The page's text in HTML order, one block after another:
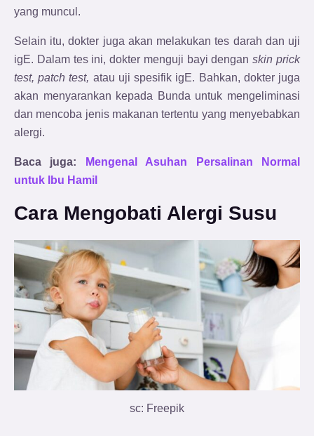
yang muncul.
Selain itu, dokter juga akan melakukan tes darah dan uji
igE. Dalam tes ini, dokter menguji bayi denganskin prick
test, patch test, atau uji spesifik igE. Bahkan, dokter juga
akan menyarankan kepada Bunda untuk mengeliminasi
dan mencoba jenis makanan tertentu yang menyebabkan
alergi.
Baca juga:
Mengenal Asuhan Persalinan Normal
untuk Ibu Hamil
Cara Mengobati Alergi Susu
sc: Freepik